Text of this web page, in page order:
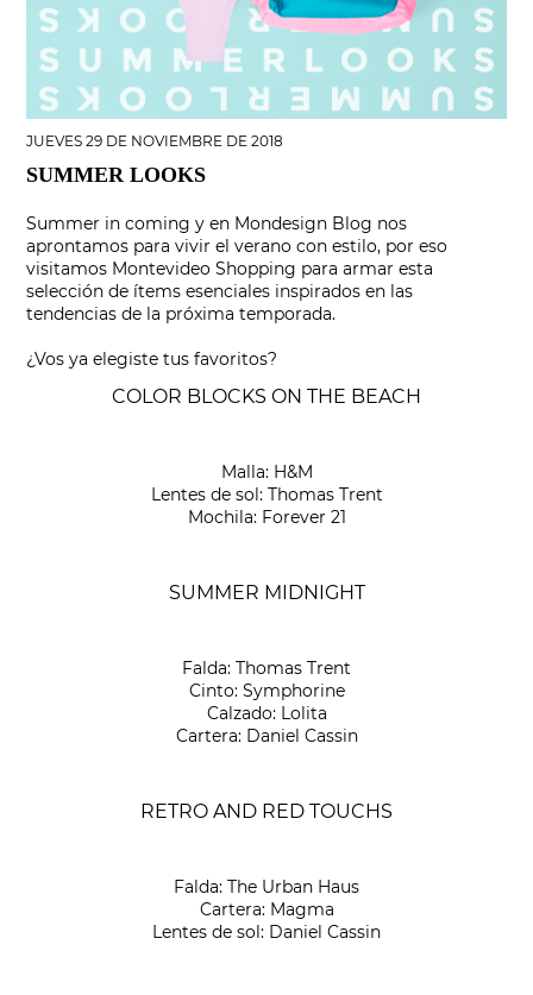
JUEVES 29 DE NOVIEMBRE DE 2018
SUMMER LOOKS
Summer in coming y en Mondesign Blog nos
aprontamos para vivir el verano con estilo, por eso
visitamos Montevideo Shopping para armar esta
selección de ítems esenciales inspirados en las
tendencias de la próxima temporada.
¿Vos ya elegiste tus favoritos?
COLOR BLOCKS ON THE BEACH
Malla: H&M
Lentes de sol: Thomas Trent
Mochila: Forever 21
SUMMER MIDNIGHT
Falda: Thomas Trent
Cinto: Symphorine
Calzado: Lolita
Cartera: Daniel Cassin
RETRO AND RED TOUCHS
Falda: The Urban Haus
Cartera: Magma
Lentes de sol: Daniel Cassin